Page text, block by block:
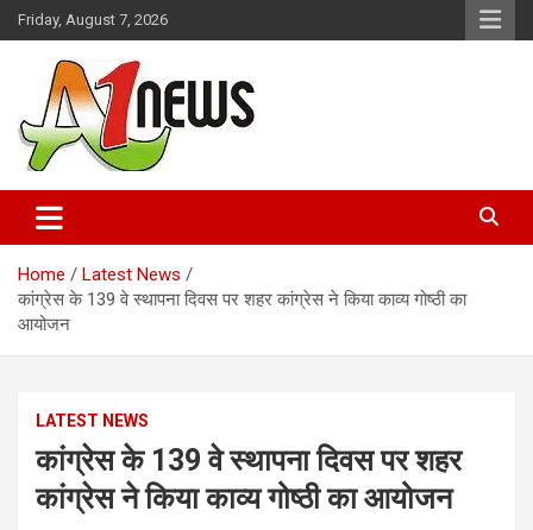
Skip
to
content
Friday, August 7, 2026
A1news.in
Home
Latest News
कांग्रेस के 139 वे स्थापना दिवस पर शहर कांग्रेस ने किया काव्य गोष्ठी का
आयोजन
LATEST NEWS
कांग्रेस के 139 वे स्थापना दिवस पर शहर
कांग्रेस ने किया काव्य गोष्ठी का आयोजन